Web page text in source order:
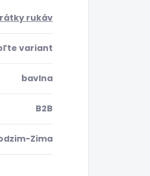
rukáv
variant
bavlna
B2B
Zima